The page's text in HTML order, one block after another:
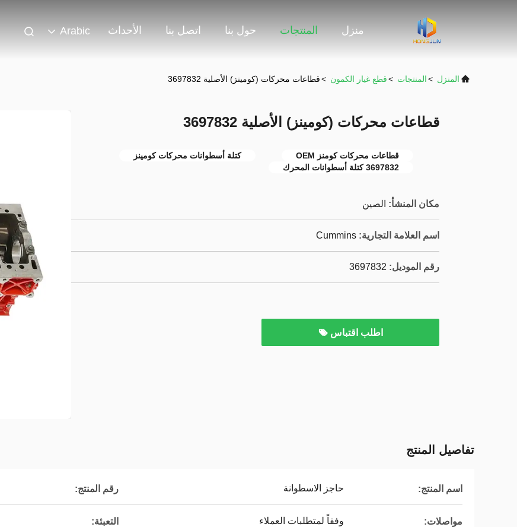
منزل المنتجات حول بنا اتصل بنا الأحداث Arabic
المنزل >المنتجات >قطع غيار الكمون >قطاعات محركات (كومينز) الأصلية 3697832
قطاعات محركات (كومينز) الأصلية 3697832
قطاعات محركات كومنز OEM
كتلة أسطوانات محركات كومينز
3697832 كتلة أسطوانات المحرك
مكان المنشأ: الصين
اسم العلامة التجارية: Cummins
رقم الموديل: 3697832
اطلب اقتباس
تفاصيل المنتج
اسم المنتج: حاجز الاسطوانة رقم المنتج:
مواصلات: وفقاً لمتطلبات العملاء التعبئة: